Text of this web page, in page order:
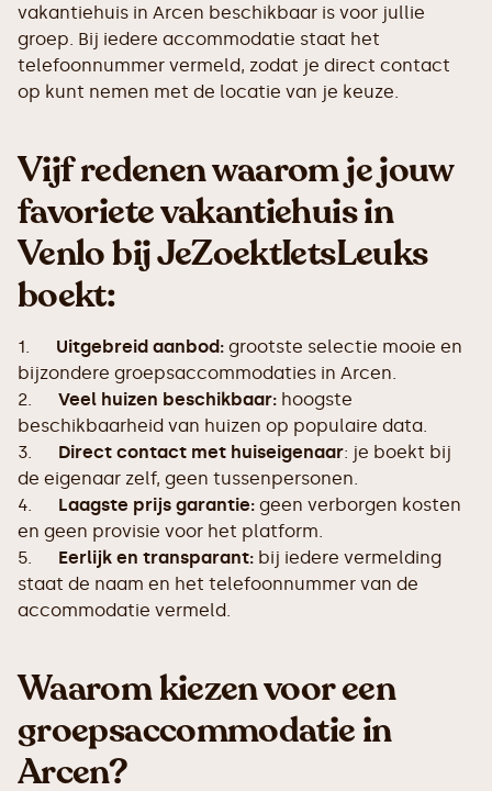
vakantiehuis in Arcen beschikbaar is voor jullie
groep. Bij iedere accommodatie staat het
telefoonnummer vermeld, zodat je direct contact
op kunt nemen met de locatie van je keuze.
Vijf redenen waarom je jouw
favoriete vakantiehuis in
Venlo bij JeZoektIetsLeuks
boekt:
1. Uitgebreid aanbod: grootste selectie mooie en
bijzondere groepsaccommodaties in Arcen.
2. Veel huizen beschikbaar: hoogste
beschikbaarheid van huizen op populaire data.
3. Direct contact met huiseigenaar: je boekt bij
de eigenaar zelf, geen tussenpersonen.
4. Laagste prijs garantie: geen verborgen kosten
en geen provisie voor het platform.
5. Eerlijk en transparant: bij iedere vermelding
staat de naam en het telefoonnummer van de
accommodatie vermeld.
Waarom kiezen voor een
groepsaccommodatie in
Arcen?